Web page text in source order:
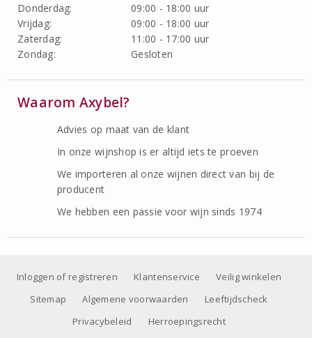
Donderdag:
09:00 - 18:00 uur
Vrijdag:
09:00 - 18:00 uur
Zaterdag:
11:00 - 17:00 uur
Zondag:
Gesloten
Waarom Axybel?
Advies op maat van de klant
In onze wijnshop is er altijd iets te proeven
We importeren al onze wijnen direct van bij de
producent
We hebben een passie voor wijn sinds 1974
Inloggen of registreren Klantenservice
Veilig winkelen
Sitemap
Algemene voorwaarden
Leeftijdscheck
Privacybeleid
Herroepingsrecht